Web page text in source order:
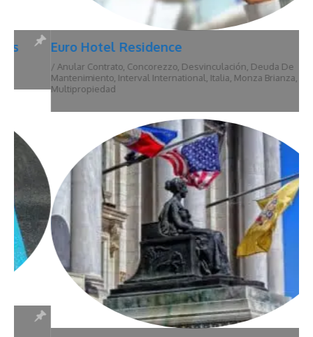
Euro Hotel Residence
Anular Contrato ,Concorezzo,Desvinculación,Deuda De
Mantenimiento,Interval International,Italia,Monza Brianza,
Multipropiedad